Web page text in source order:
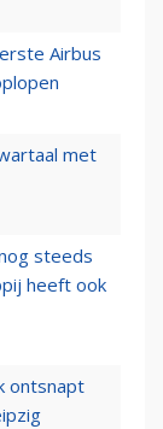
Airbus
met
steeds
heeft ook
ontsnapt